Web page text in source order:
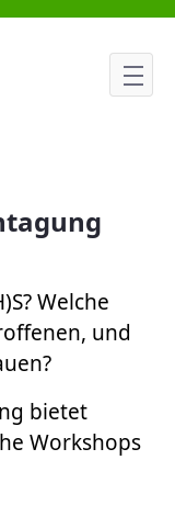
Welche
und
bietet
Workshops